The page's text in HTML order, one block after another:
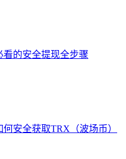
看的安全提现全步骤
安全获取TRX（波场币）